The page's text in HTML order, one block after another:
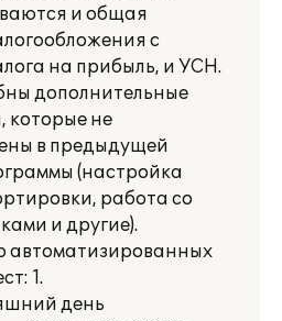
и общая
с
на прибыль, и УСН.
дополнительные
которые не
в предыдущей
(настройка
работа со
и другие).
автоматизированных
1.
день